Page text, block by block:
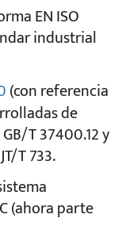
EN ISO
industrial
(con referencia
de
T 37400.12 y
T 733.
(ahora parte